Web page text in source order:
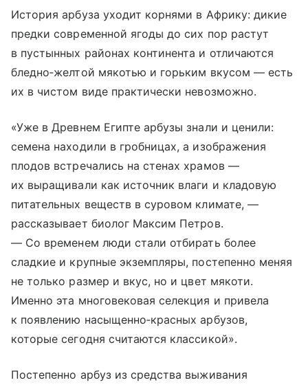
История арбуза уходит корнями в Африку: дикие
предки современной ягоды до сих пор растут
в пустынных районах континента и отличаются
бледно‑желтой мякотью и горьким вкусом — есть
их в чистом виде практически невозможно.
«Уже в Древнем Египте арбузы знали и ценили:
семена находили в гробницах, а изображения
плодов встречались на стенах храмов —
их выращивали как источник влаги и кладовую
питательных веществ в суровом климате, —
рассказывает биолог Максим Петров.
— Со временем люди стали отбирать более
сладкие и крупные экземпляры, постепенно меняя
не только размер и вкус, но и цвет мякоти.
Именно эта многовековая селекция и привела
к появлению насыщенно‑красных арбузов,
которые сегодня считаются классикой».
Постепенно арбуз из средства выживания